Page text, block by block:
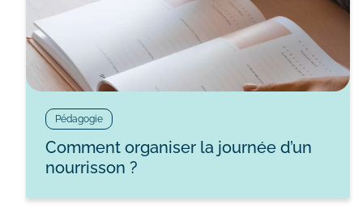
Pédagogie
Comment organiser la journée d’un
nourrisson ?